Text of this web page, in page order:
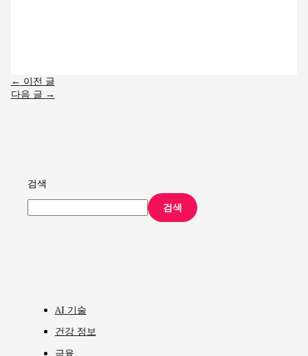
← 이전 글
다음 글 →
검색
검색
AI 기술
건강 정보
금융